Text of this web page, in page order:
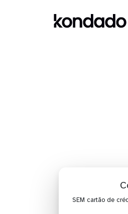
SEM cartão de